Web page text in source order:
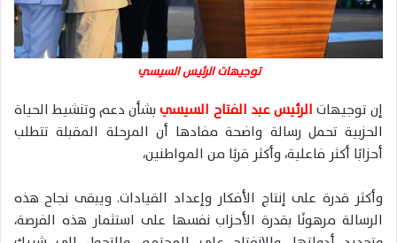
توجيهات الرئيس السيسي
إن توجيهات الرئيس عبد الفتاح السيسي بشأن دعم وتنشيط الحياة
الحزبية تحمل رسالة واضحة مفادها أن المرحلة المقبلة تتطلب
أحزابًا أكثر فاعلية، وأكثر قربًا من المواطنين،
وأكثر قدرة على إنتاج الأفكار وإعداد القيادات. ويبقى نجاح هذه
الرسالة مرهونًا بقدرة الأحزاب نفسها على استثمار هذه الفرصة،